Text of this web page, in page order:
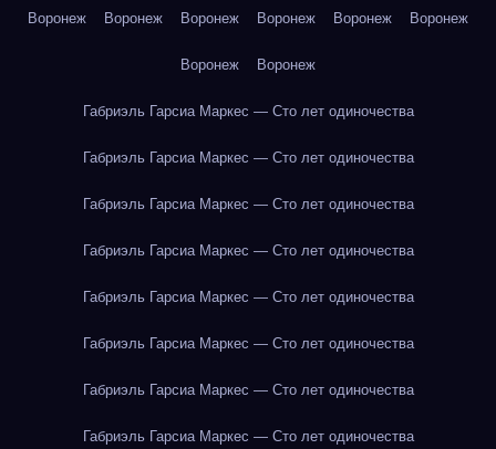
Воронеж Воронеж Воронеж Воронеж Воронеж Воронеж
Воронеж Воронеж
Габриэль Гарсиа Маркес — Сто лет одиночества
Габриэль Гарсиа Маркес — Сто лет одиночества
Габриэль Гарсиа Маркес — Сто лет одиночества
Габриэль Гарсиа Маркес — Сто лет одиночества
Габриэль Гарсиа Маркес — Сто лет одиночества
Габриэль Гарсиа Маркес — Сто лет одиночества
Габриэль Гарсиа Маркес — Сто лет одиночества
Габриэль Гарсиа Маркес — Сто лет одиночества